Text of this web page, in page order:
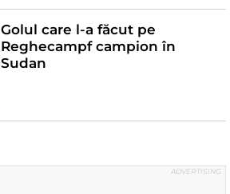
Golul care l-a făcut pe
Reghecampf campion în
Sudan